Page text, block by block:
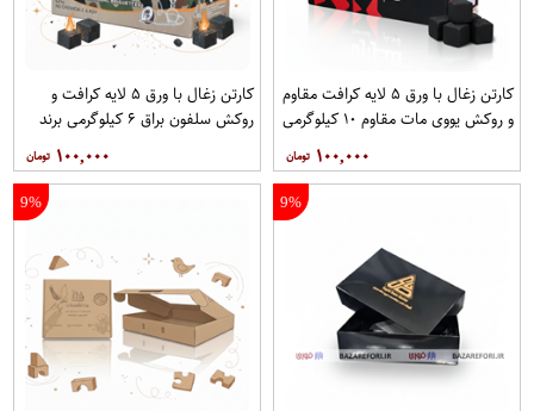
کارتن زغال با ورق ۵ لایه کرافت مقاوم
و روکش یووی مات مقاوم ۱۰ کیلوگرمی
۱۰۰,۰۰۰
کارتن زغال با ورق ۵ لایه کرافت و
روکش سلفون براق ۶ کیلوگرمی برند
۱۰۰,۰۰۰
9%
9%